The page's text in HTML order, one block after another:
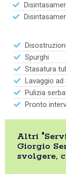
Spurghi
Stasatura
Lavaggio
Pulizia
Pronto
Altri
Giorgio
svolgere,